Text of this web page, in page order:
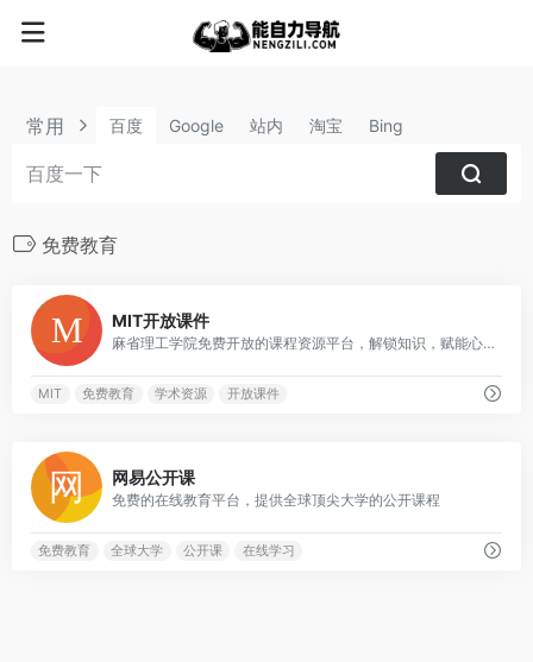
常用 百度 Google 站内 淘宝 Bing
免费教育
MIT开放课件
麻省理工学院免费开放的课程资源平台，解锁知识，赋能心智
MIT 免费教育 学术资源 开放课件
网易公开课
免费的在线教育平台，提供全球顶尖大学的公开课程
免费教育 全球大学 公开课 在线学习